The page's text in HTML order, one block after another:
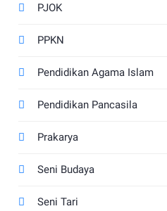
PJOK
PPKN
Pendidikan Agama Islam
Pendidikan Pancasila
Prakarya
Seni Budaya
Seni Tari